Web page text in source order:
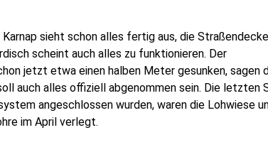
sieht schon alles fertig aus, die
scheint auch alles zu funktionieren. Der
jetzt etwa einen halben Meter gesunken, sagen
auch alles offiziell abgenommen sein. Die letzten
angeschlossen wurden, waren die Lohwiese
im April verlegt.